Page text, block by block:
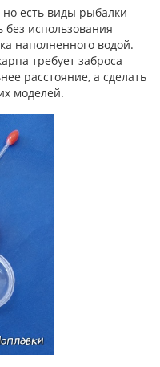
есть виды рыбалки
без использования
наполненного водой.
требует заброса
расстояние, а сделать
моделей.